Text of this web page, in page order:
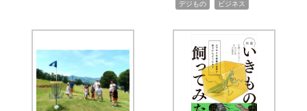
デジもの ビジネス